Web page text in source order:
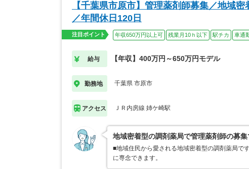
【千葉県市原市】管理薬剤師募集／地域
／年間休日120日
注目ポイント 年収650万円以上可 残業月10ｈ以下 駅チカ 車通
給与 【年収】400万円～650万円モデル
勤務地 千葉県 市原市
アクセス ＪＲ内房線 姉ケ崎駅
地域密着型の調剤薬局で管理薬剤師の募集
■地域住民から愛される地域密着型の調剤薬局で
に専念できます。